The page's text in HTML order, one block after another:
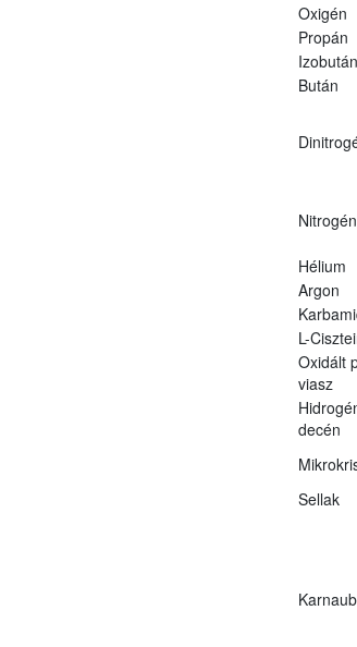
Oxigén
Propán
Izobután
Bután
Nitrogén
Hélium
Argon
L-
Oxidált
viasz
decén
Sellak